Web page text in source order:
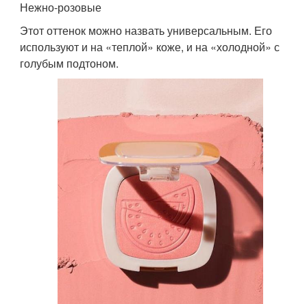
Нежно-розовые
Этот оттенок можно назвать универсальным. Его
используют и на «теплой» коже, и на «холодной» с
голубым подтоном.